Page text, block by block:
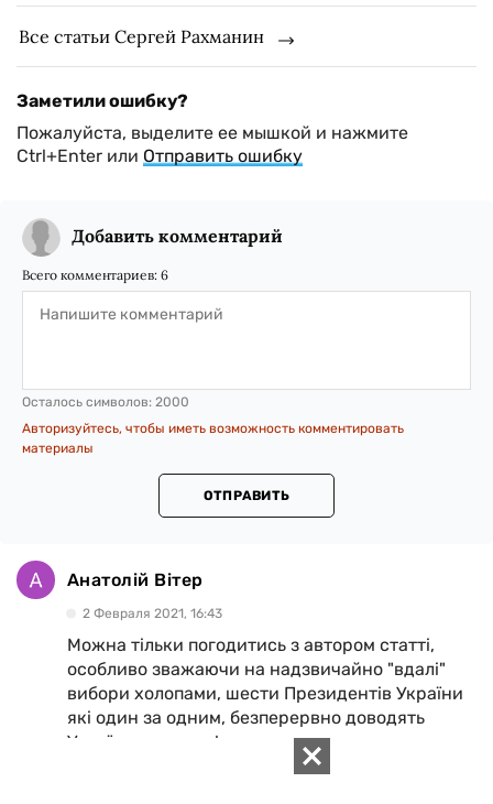
Все статьи Сергей Рахманин
Заметили ошибку?
Пожалуйста, выделите ее мышкой и нажмите
Ctrl+Enter или Отправить ошибку
Добавить комментарий
Всего комментариев: 6
Осталось символов: 2000
Авторизуйтесь, чтобы иметь возможность комментировать
материалы
ОТПРАВИТЬ
Анатолій Вітер
2 Февраля 2021, 16:43
Можна тільки погодитись з автором статті,
особливо зважаючи на надзвичайно "вдалі"
вибори холопами, шести Президентів України
які один за одним, безперервно доводять
Україну до ручки!